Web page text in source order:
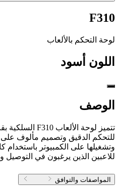
F310
لوحة التحكم بالألعاب
اللون أسود
الوصف
للتحكم الدقيق وتصميم مألوف على
للاعبين الذين يرغبون في
المواصفات والتوافق